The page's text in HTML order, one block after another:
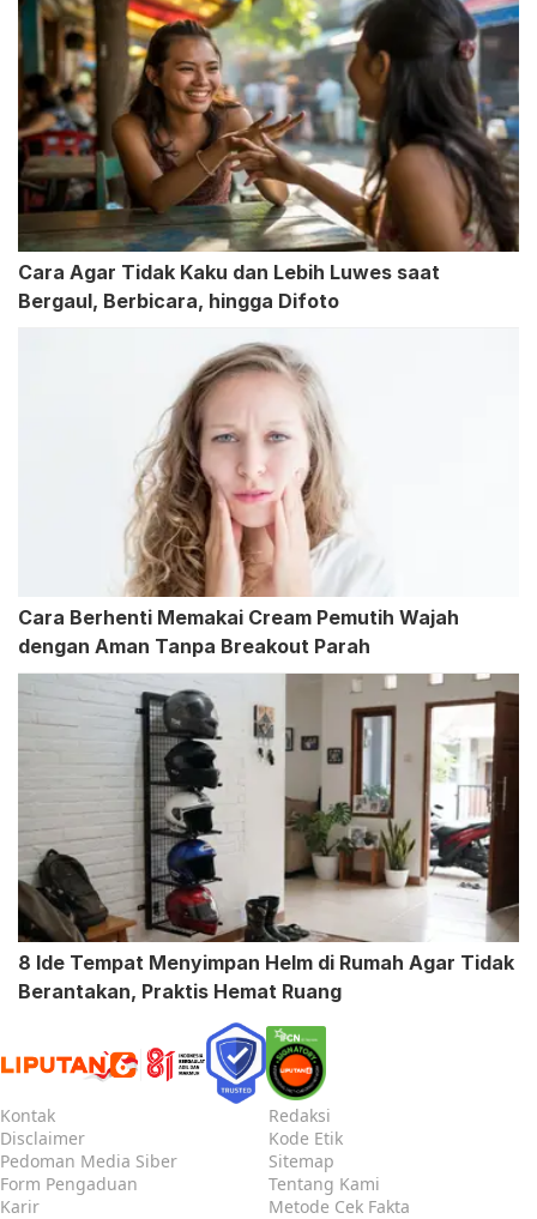
Cara Agar Tidak Kaku dan Lebih Luwes saat
Bergaul, Berbicara, hingga Difoto
Cara Berhenti Memakai Cream Pemutih Wajah
dengan Aman Tanpa Breakout Parah
8 Ide Tempat Menyimpan Helm di Rumah Agar Tidak
Berantakan, Praktis Hemat Ruang
Kontak
Redaksi
Disclaimer
Kode Etik
Pedoman Media Siber
Sitemap
Form Pengaduan
Tentang Kami
Karir
Metode Cek Fakta